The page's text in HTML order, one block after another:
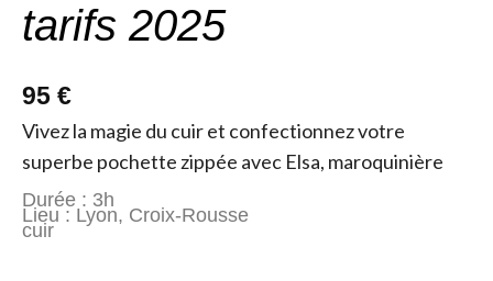
tarifs 2025
95 €
Vivez la magie du cuir et confectionnez votre
superbe pochette zippée avec Elsa, maroquinière
Durée : 3h
Lieu : Lyon, Croix-Rousse
cuir